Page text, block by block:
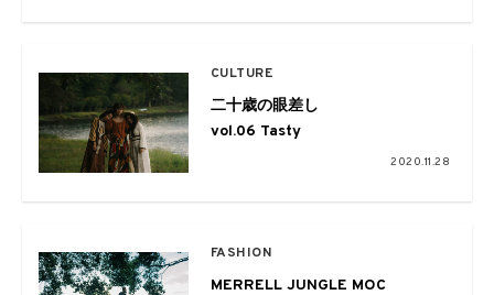
CULTURE
二十歳の眼差し
vol.06 Tasty
2020.11.28
FASHION
MERRELL JUNGLE MOC